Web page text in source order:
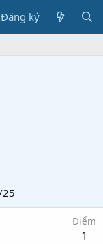
Đăng ký
Điểm
1